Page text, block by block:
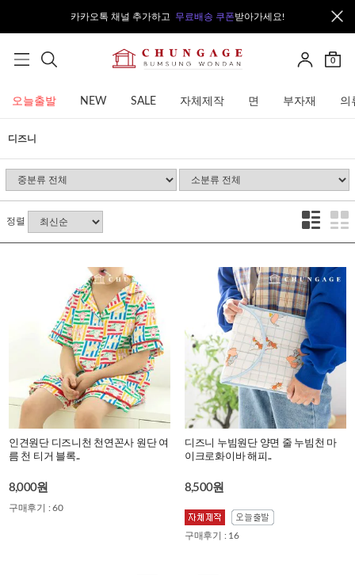
카카오톡 채널 추가하고 무료배송 쿠폰받아가세요!
0
오늘출발 NEW SALE 자체제작 면 부자재 의
디즈니
정렬
인견원단 디즈니천 천연꼰사 원단 여
름 천 티거 블록..
8,000원
구매후기 : 60
디즈니 누빔원단 양면 줄 누빔천 마
이크로화이바 해피..
8,500원
구매후기 : 16